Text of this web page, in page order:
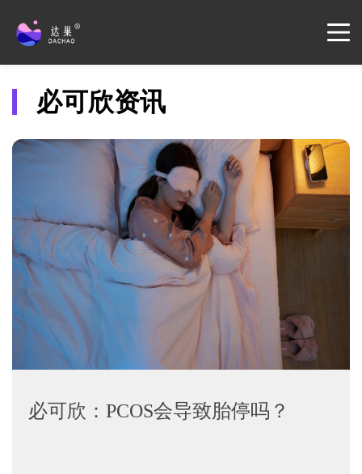
必可欣资讯
必可欣：PCOS会导致胎停吗？